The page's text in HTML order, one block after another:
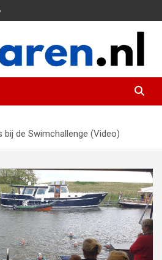
bij de Swimchallenge (Video)